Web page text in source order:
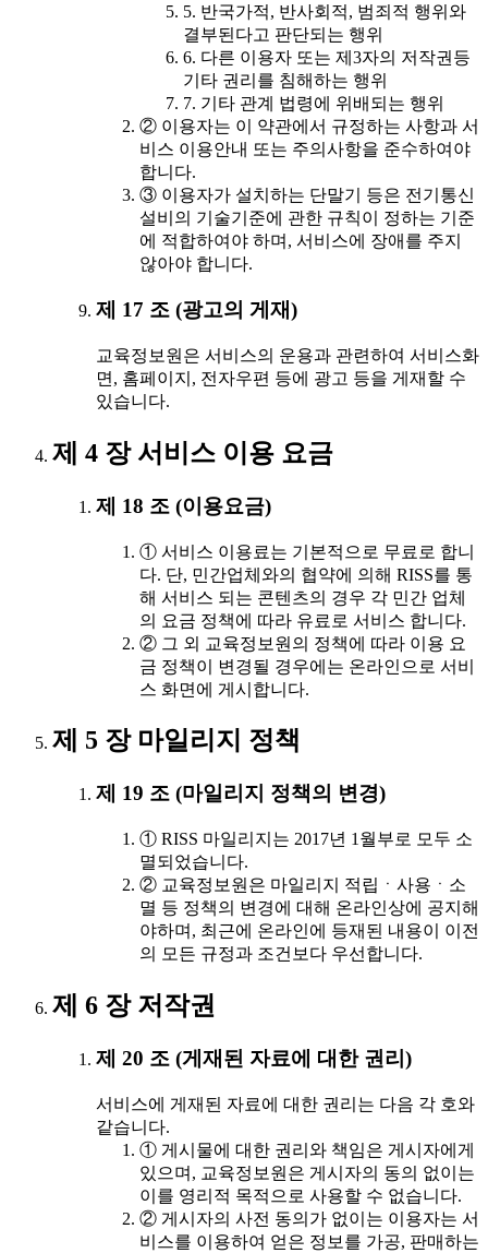
5. 반국가적, 반사회적, 범죄적 행위와
결부된다고 판단되는 행위
6. 다른 이용자 또는 제3자의 저작권등
기타 권리를 침해하는 행위
7. 기타 관계 법령에 위배되는 행위
② 이용자는 이 약관에서 규정하는 사항과 서
비스 이용안내 또는 주의사항을 준수하여야
합니다.
③ 이용자가 설치하는 단말기 등은 전기통신
설비의 기술기준에 관한 규칙이 정하는 기준
에 적합하여야 하며, 서비스에 장애를 주지
않아야 합니다.
제 17 조 (광고의 게재)
교육정보원은 서비스의 운용과 관련하여 서비스화
면, 홈페이지, 전자우편 등에 광고 등을 게재할 수
있습니다.
제 4 장 서비스 이용 요금
제 18 조 (이용요금)
① 서비스 이용료는 기본적으로 무료로 합니
다. 단, 민간업체와의 협약에 의해 RISS를 통
해 서비스 되는 콘텐츠의 경우 각 민간 업체
의 요금 정책에 따라 유료로 서비스 합니다.
② 그 외 교육정보원의 정책에 따라 이용 요
금 정책이 변경될 경우에는 온라인으로 서비
스 화면에 게시합니다.
제 5 장 마일리지 정책
제 19 조 (마일리지 정책의 변경)
① RISS 마일리지는 2017년 1월부로 모두 소
멸되었습니다.
② 교육정보원은 마일리지 적립ㆍ사용ㆍ소
멸 등 정책의 변경에 대해 온라인상에 공지해
야하며, 최근에 온라인에 등재된 내용이 이전
의 모든 규정과 조건보다 우선합니다.
제 6 장 저작권
제 20 조 (게재된 자료에 대한 권리)
서비스에 게재된 자료에 대한 권리는 다음 각 호와
같습니다.
① 게시물에 대한 권리와 책임은 게시자에게
있으며, 교육정보원은 게시자의 동의 없이는
이를 영리적 목적으로 사용할 수 없습니다.
② 게시자의 사전 동의가 없이는 이용자는 서
비스를 이용하여 얻은 정보를 가공, 판매하는